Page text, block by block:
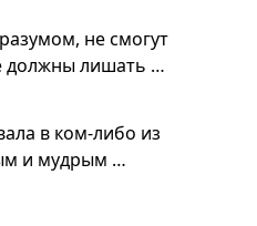
не смогут
должны лишать …
в ком-либо из
и мудрым …